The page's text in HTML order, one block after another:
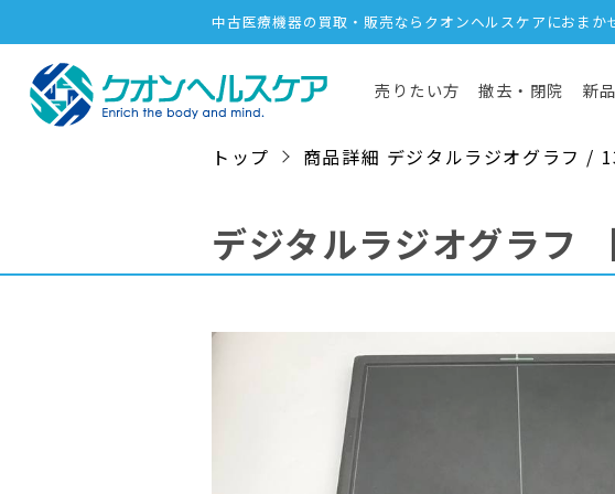
中古医療機器の買取・販売ならクオンヘルスケアにおまか
売りたい方 撤去・閉院 新
トップ 商品詳細 デジタルラジオグラフ /
デジタルラジオグラフ